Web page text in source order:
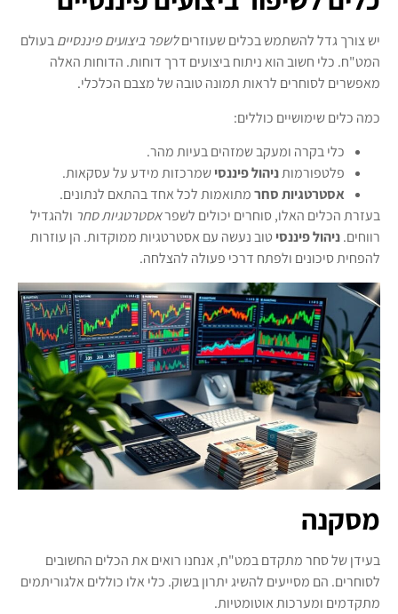
יש צורך גדל להשתמש בכלים שעוזריםלשפר ביצועים פיננסייםבעולם
המט"ח. כלי חשוב הוא ניתוח ביצועים דרך דוחות. הדוחות האלה
מאפשרים לסוחרים לראות תמונה טובה של מצבם הכלכלי.
כמה כלים שימושיים כוללים:
כלי בקרה ומעקב שמזהים בעיות מהר.
פלטפורמותניהול פיננסישמרכזות מידע על עסקאות.
אסטרטגיות סחרמתואמות לכל אחד בהתאם לנתונים.
בעזרת הכלים האלו, סוחרים יכולים לשפראסטרטגיות סחר ולהגדיל
רווחים.ניהול פיננסיטוב נעשה עם אסטרטגיות ממוקדות. הן עוזרות
להפחית סיכונים ולפתח דרכי פעולה להצלחה.
מסקנה
בעידן של סחר מתקדם במט"ח, אנחנו רואים את הכלים החשובים
לסוחרים. הם מסייעים להשיג יתרון בשוק. כלי אלו כוללים אלגוריתמים
מתקדמים ומערכות אוטומטיות.